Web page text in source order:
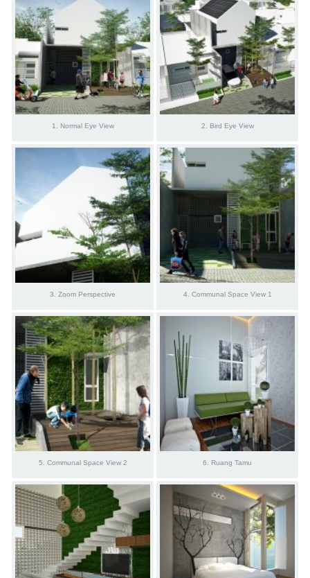
1. Normal Eye View 2. Bird Eye View
3. Zoom Perspective 4. Communal Space View 1
5. Communal Space View 2 6. Ruang Tamu